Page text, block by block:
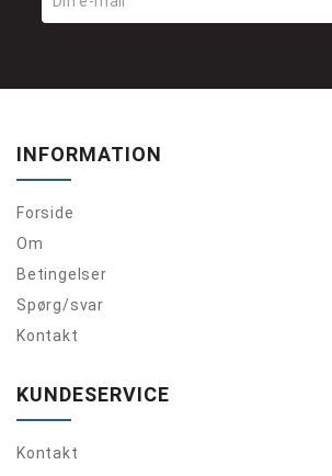
INFORMATION
Forside
Om
Betingelser
Spørg/svar
Kontakt
KUNDESERVICE
Kontakt